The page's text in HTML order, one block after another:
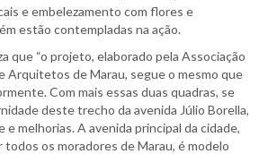
e embelezamento com flores e
estão contempladas na ação.
que “o projeto, elaborado pela Associação
Arquitetos de Marau, segue o mesmo que
Com mais essas duas quadras, se
deste trecho da avenida Júlio Borella,
e melhorias. A avenida principal da cidade,
todos os moradores de Marau, é modelo